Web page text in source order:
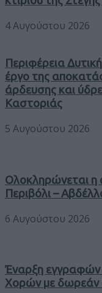
4 Αυγούστου 2026
Περιφέρεια
έργο της
άρδευσης και
Καστοριάς
5 Αυγούστου 2026
Ολοκληρώνεται
Περιβόλι –
6 Αυγούστου 2026
Έναρξη
Χορών με δωρεάν